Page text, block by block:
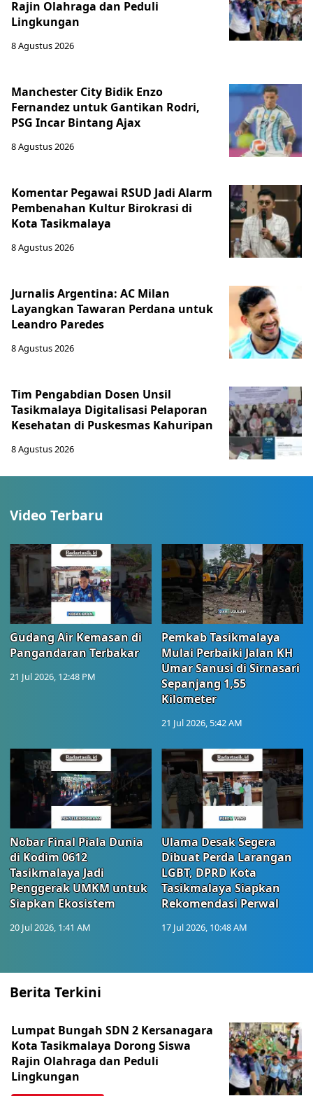
Rajin Olahraga dan Peduli
Lingkungan
8 Agustus 2026
Manchester City Bidik Enzo
Fernandez untuk Gantikan Rodri,
PSG Incar Bintang Ajax
8 Agustus 2026
Komentar Pegawai RSUD Jadi Alarm
Pembenahan Kultur Birokrasi di
Kota Tasikmalaya
8 Agustus 2026
Jurnalis Argentina: AC Milan
Layangkan Tawaran Perdana untuk
Leandro Paredes
8 Agustus 2026
Tim Pengabdian Dosen Unsil
Tasikmalaya Digitalisasi Pelaporan
Kesehatan di Puskesmas Kahuripan
8 Agustus 2026
Video Terbaru
Gudang Air Kemasan di
Pangandaran Terbakar
21 Jul 2026, 12:48 PM
Pemkab Tasikmalaya
Mulai Perbaiki Jalan KH
Umar Sanusi di Sirnasari
Sepanjang 1,55
Kilometer
21 Jul 2026, 5:42 AM
Nobar Final Piala Dunia
di Kodim 0612
Tasikmalaya Jadi
Penggerak UMKM untuk
Siapkan Ekosistem
20 Jul 2026, 1:41 AM
Ulama Desak Segera
Dibuat Perda Larangan
LGBT, DPRD Kota
Tasikmalaya Siapkan
Rekomendasi Perwal
17 Jul 2026, 10:48 AM
Berita Terkini
Lumpat Bungah SDN 2 Kersanagara
Kota Tasikmalaya Dorong Siswa
Rajin Olahraga dan Peduli
Lingkungan